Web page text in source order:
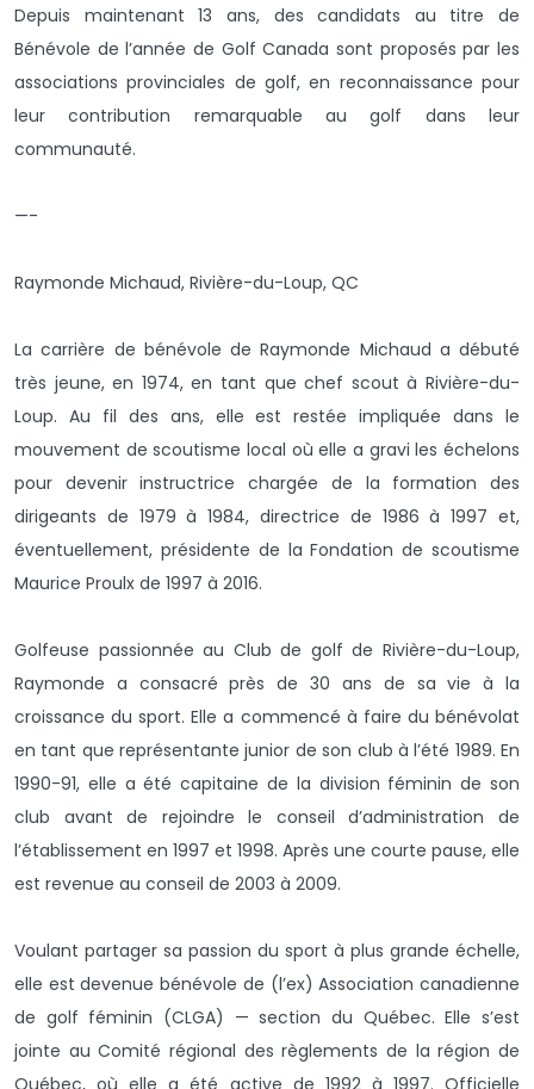
Depuis maintenant 13 ans, des candidats au titre de
Bénévole de l’année de Golf Canada sont proposés par les
associations provinciales de golf, en reconnaissance pour
leur contribution remarquable au golf dans leur
communauté.
—-
Raymonde Michaud, Rivière-du-Loup, QC
La carrière de bénévole de Raymonde Michaud a débuté
très jeune, en 1974, en tant que chef scout à Rivière-du-
Loup. Au fil des ans, elle est restée impliquée dans le
mouvement de scoutisme local où elle a gravi les échelons
pour devenir instructrice chargée de la formation des
dirigeants de 1979 à 1984, directrice de 1986 à 1997 et,
éventuellement, présidente de la Fondation de scoutisme
Maurice Proulx de 1997 à 2016.
Golfeuse passionnée au Club de golf de Rivière-du-Loup,
Raymonde a consacré près de 30 ans de sa vie à la
croissance du sport. Elle a commencé à faire du bénévolat
en tant que représentante junior de son club à l’été 1989. En
1990-91, elle a été capitaine de la division féminin de son
club avant de rejoindre le conseil d’administration de
l’établissement en 1997 et 1998. Après une courte pause, elle
est revenue au conseil de 2003 à 2009.
Voulant partager sa passion du sport à plus grande échelle,
elle est devenue bénévole de (l’ex) Association canadienne
de golf féminin (CLGA) — section du Québec. Elle s’est
jointe au Comité régional des règlements de la région de
Québec, où elle a été active de 1992 à 1997. Officielle